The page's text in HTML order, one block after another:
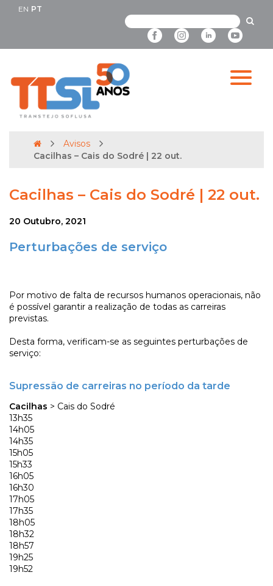
EN PT
Avisos
Cacilhas – Cais do Sodré | 22 out.
Cacilhas – Cais do Sodré | 22 out.
20 Outubro, 2021
Perturbações de serviço
Por motivo de falta de recursos humanos operacionais, não
é possível garantir a realização de todas as carreiras
previstas.
Desta forma, verificam-se as seguintes perturbações de
serviço:
Supressão de carreiras no período da tarde
Cacilhas > Cais do Sodré
13h35
14h05
14h35
15h05
15h33
16h05
16h30
17h05
17h35
18h05
18h32
18h57
19h25
19h52